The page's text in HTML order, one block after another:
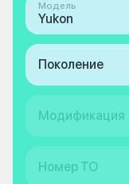
Модель
Yukon
Поколение
Модификация
Номер ТО